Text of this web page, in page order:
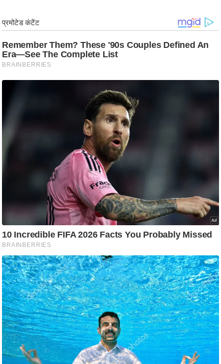
स
मी
क्षा
B
r
e
g
ला
इ
फ
इ
ल
टे
क्नॉ
लॉ
जी
ब्यू
टी